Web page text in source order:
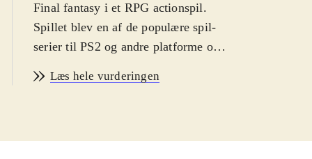
Final fantasy i et RPG actionspil.
Spillet blev en af de populære spil-
serier til PS2 og andre platforme og i
syv spil og det er oplagt, at de første
en PEGI: 12 og ikoner for vold.
Læs hele vurderingen